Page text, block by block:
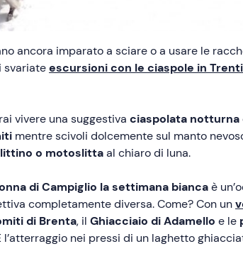
ancora imparato a sciare o a usare le
svariateescursioni con le ciaspole in
vivere una suggestiva ciaspolata notturna
mentre scivoli dolcemente sul manto
o motoslittaal chiaro di luna.
di Campiglio la settimana biancaè
completamente diversa. Come? Con un
di Brenta, il Ghiacciaio di Adamello e le
nei pressi di un laghetto